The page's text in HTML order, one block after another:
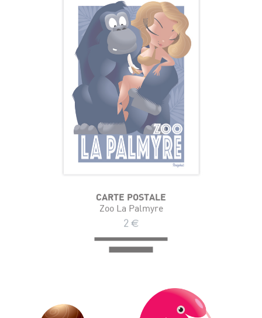
Zoo La Palmyre
2€